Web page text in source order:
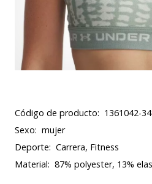
Código de producto: 1361042-
Sexo: mujer
Deporte: Carrera, Fitness
Material: 87% polyester, 13%